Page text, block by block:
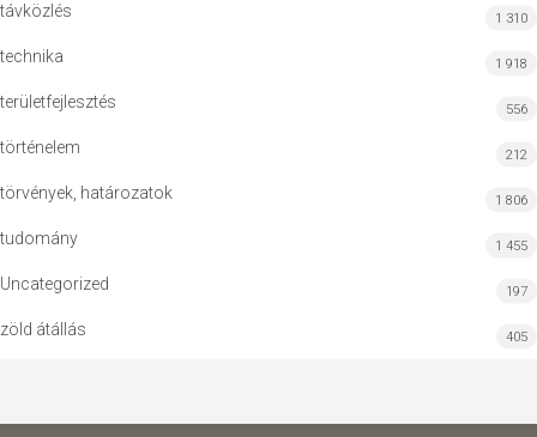
távközlés 1 310
technika 1 918
területfejlesztés 556
történelem 212
törvények, határozatok 1 806
tudomány 1 455
Uncategorized 197
zöld átállás 405